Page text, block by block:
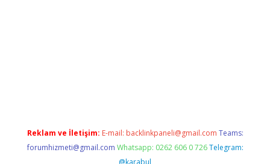
Reklam ve İletişim: E-mail: backlinkpaneli@gmail.com Teams:
forumhizmeti@gmail.com Whatsapp: 0262 606 0 726 Telegram:
@karabul